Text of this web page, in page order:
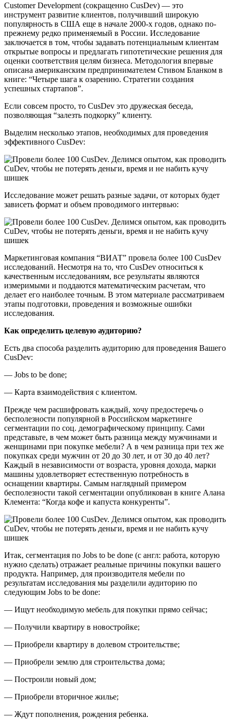
Customer Development (сокращенно CusDev) — это
инструмент развитие клиентов, получивший широкую
популярность в США еще в начале 2000-х годов, однако по-
прежнему редко применяемый в России. Исследование
заключается в том, чтобы задавать потенциальным клиентам
открытые вопросы и предлагать гипотетические решения для
оценки соответствия целям бизнеса. Методология впервые
описана американским предпринимателем Стивом Бланком в
книге: “Четыре шага к озарению. Стратегии создания
успешных стартапов”.
Если совсем просто, то CusDev это дружеская беседа,
позволяющая “залезть подкорку” клиенту.
Выделим несколько этапов, необходимых для проведения
эффективного CusDev:
Исследование может решать разные задачи, от которых будет
зависеть формат и объем проводимого интервью:
Маркетинговая компания “ВИАТ” провела более 100 CusDev
исследований. Несмотря на то, что CusDev относиться к
качественным исследованиям, все результаты являются
измеримыми и поддаются математическим расчетам, что
делает его наиболее точным. В этом материале рассматриваем
этапы подготовки, проведения и возможные ошибки
исследования.
Как определить целевую аудиторию?
Есть два способа разделить аудиторию для проведения Вашего
CusDev:
— Jobs to be done;
— Карта взаимодействия с клиентом.
Прежде чем расшифровать каждый, хочу предостеречь о
бесполезности популярной в Российском маркетинге
сегментации по соц. демографическому принципу. Сами
представьте, в чем может быть разница между мужчинами и
женщинами при покупке мебели? А в чем разница при тех же
покупках среди мужчин от 20 до 30 лет, и от 30 до 40 лет?
Каждый в независимости от возраста, уровня дохода, марки
машины удовлетворяет естественную потребность в
оснащении квартиры. Самым наглядный примером
бесполезности такой сегментации опубликован в книге Алана
Клемента: “Когда кофе и капуста конкуренты”.
Итак, сегментация по Jobs to be done (с англ: работа, которую
нужно сделать) отражает реальные причины покупки вашего
продукта. Например, для производителя мебели по
результатам исследования мы разделили аудиторию по
следующим Jobs to be done:
— Ищут необходимую мебель для покупки прямо сейчас;
— Получили квартиру в новостройке;
— Приобрели квартиру в долевом строительстве;
— Приобрели землю для строительства дома;
— Построили новый дом;
— Приобрели вторичное жилье;
— Ждут пополнения, рождения ребенка.